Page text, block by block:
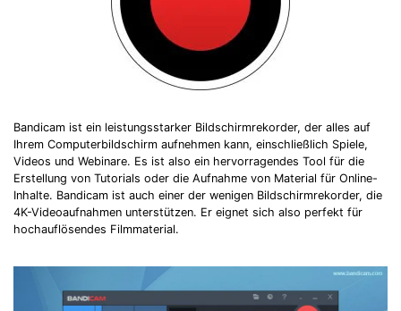
Bandicam ist ein leistungsstarker Bildschirmrekorder, der alles auf
Ihrem Computerbildschirm aufnehmen kann, einschließlich Spiele,
Videos und Webinare. Es ist also ein hervorragendes Tool für die
Erstellung von Tutorials oder die Aufnahme von Material für Online-
Inhalte. Bandicam ist auch einer der wenigen Bildschirmrekorder, die
4K-Videoaufnahmen unterstützen. Er eignet sich also perfekt für
hochauflösendes Filmmaterial.